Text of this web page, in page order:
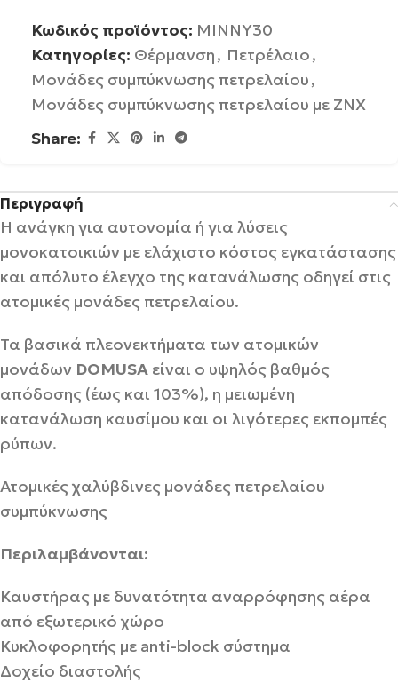
Κωδικός προϊόντος: MINNY30
Κατηγορίες: Θέρμανση, Πετρέλαιο,
Μονάδες συμπύκνωσης πετρελαίου,
Μονάδες συμπύκνωσης πετρελαίου με ΖΝΧ
Share:
Περιγραφή
Η ανάγκη για αυτονομία ή για λύσεις
μονοκατοικιών με ελάχιστο κόστος εγκατάστασης
και απόλυτο έλεγχο της κατανάλωσης οδηγεί στις
ατομικές μονάδες πετρελαίου.
Τα βασικά πλεονεκτήματα των ατομικών
μονάδων DOMUSA είναι ο υψηλός βαθμός
απόδοσης (έως και 103%), η μειωμένη
κατανάλωση καυσίμου και οι λιγότερες εκπομπές
ρύπων.
Ατομικές χαλύβδινες μονάδες πετρελαίου
συμπύκνωσης
Περιλαμβάνονται:
Καυστήρας με δυνατότητα αναρρόφησης αέρα
από εξωτερικό χώρο
Κυκλοφορητής με anti-block σύστημα
Δοχείο διαστολής